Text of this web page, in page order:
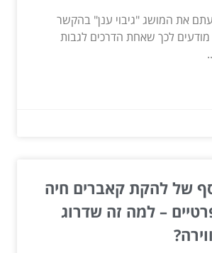
את המושג "גיבוי ענן" בהקשר
לכך שאחת הדרכים לגבות
של להקת קאברים חיה
– למה זה שדרוג